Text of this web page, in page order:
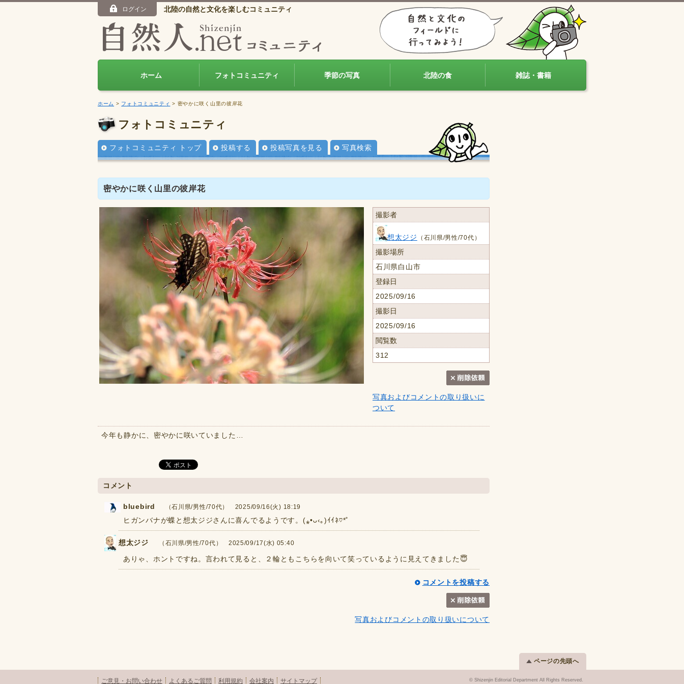
ログイン 北陸の自然と文化を楽しむコミュニティ
ホーム フォトコミュニティ 季節の写真 北陸の食 雑誌・書籍
ホーム > フォトコミュニティ > 密やかに咲く山里の彼岸花
フォトコミュニティ
フォトコミュニティ トップ 投稿する 投稿写真を見る 写真検索
密やかに咲く山里の彼岸花
撮影者
想太ジジ （石川県/男性/70代）
撮影場所
石川県白山市
登録日
2025/09/16
撮影日
2025/09/16
閲覧数
312
写真およびコメントの取り扱いに
ついて
今年も静かに、密やかに咲いていました…
コメント
bluebird （石川県/男性/70代） 2025/09/16(火) 18:19
ヒガンバナが蝶と想太ジジさんに喜んでるようです。(⁎•ᴗ‹｡)ｲｲﾈ♡*˚
想太ジジ （石川県/男性/70代） 2025/09/17(水) 05:40
ありゃ、ホントですね。言われて見ると、２輪ともこちらを向いて笑っているように見えてきました😇
コメントを投稿する
写真およびコメントの取り扱いについて
ページの先頭へ
ご意見・お問い合わせ よくあるご質問 利用規約 会社案内 サイトマップ © Shizenjin Editorial Department All Rights Reserved.